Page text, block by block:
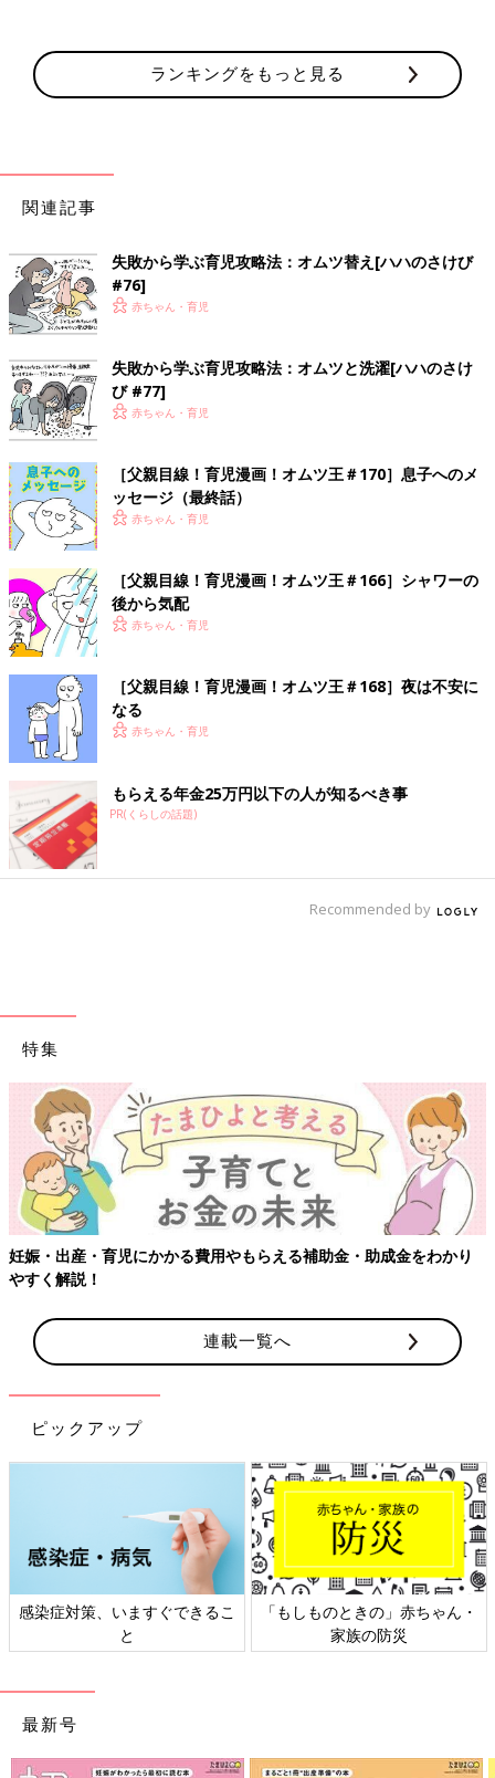
ランキングをもっと見る
関連記事
失敗から学ぶ育児攻略法：オムツ替え[ハハのさけび
#76]
赤ちゃん・育児
失敗から学ぶ育児攻略法：オムツと洗濯[ハハのさけ
び #77]
赤ちゃん・育児
［父親目線！育児漫画！オムツ王＃170］息子へのメ
ッセージ（最終話）
赤ちゃん・育児
［父親目線！育児漫画！オムツ王＃166］シャワーの
後から気配
赤ちゃん・育児
［父親目線！育児漫画！オムツ王＃168］夜は不安に
なる
赤ちゃん・育児
もらえる年金25万円以下の人が知るべき事
PR(くらしの話題)
Recommended by
特集
妊娠・出産・育児にかかる費用やもらえる補助金・助成金をわかり
やすく解説！
連載一覧へ
ピックアップ
感染症対策、いますぐできるこ
と
「もしものときの」赤ちゃん・
家族の防災
最新号